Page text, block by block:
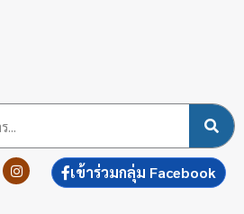
I
n เข้าร่วมกลุ่ม Facebook